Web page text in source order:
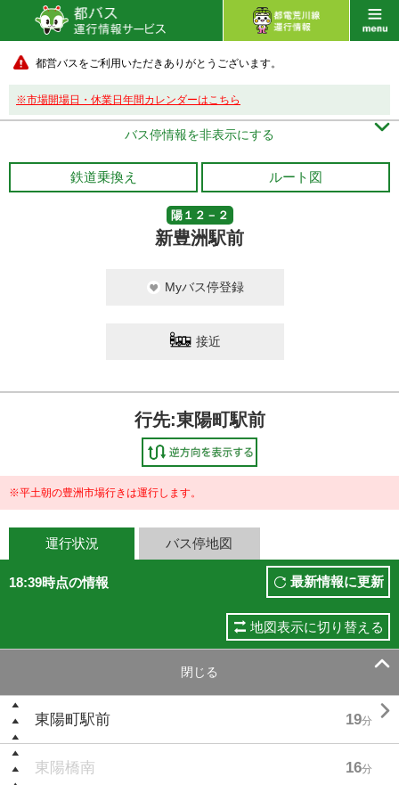
都営バスをご利用いただきありがとうございます。
※市場開場日・休業日年間カレンダーはこちら
バス停情報を非表示にする 
鉄道乗換え ルート図
陽１２－２
新豊洲駅前
Myバス停登録
接近
行先:東陽町駅前
※平土朝の豊洲市場行きは運行します。
運行状況 バス停地図
18:39時点の情報 最新情報に更新
地図表示に切り替える
閉じる 
東陽町駅前 19分 
東陽橋南 16分